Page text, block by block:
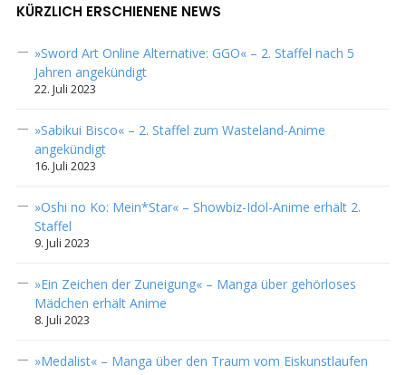
KÜRZLICH ERSCHIENENE NEWS
»Sword Art Online Alternative: GGO« – 2. Staffel nach 5
Jahren angekündigt
22. Juli 2023
»Sabikui Bisco« – 2. Staffel zum Wasteland-Anime
angekündigt
16. Juli 2023
»Oshi no Ko: Mein*Star« – Showbiz-Idol-Anime erhält 2.
Staffel
9. Juli 2023
»Ein Zeichen der Zuneigung« – Manga über gehörloses
Mädchen erhält Anime
8. Juli 2023
»Medalist« – Manga über den Traum vom Eiskunstlaufen